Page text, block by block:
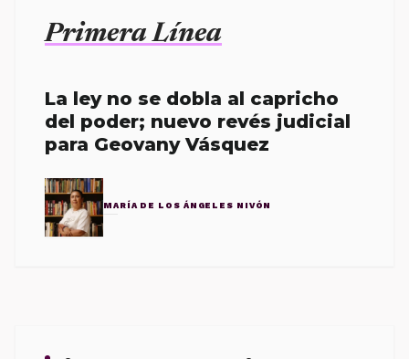
Primera Línea
La ley no se dobla al capricho
del poder; nuevo revés judicial
para Geovany Vásquez
MARÍA DE LOS ÁNGELES NIVÓN